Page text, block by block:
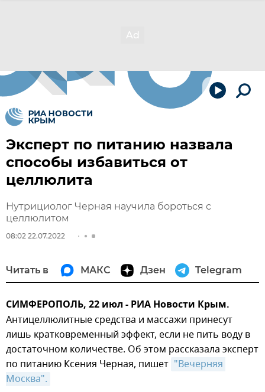
Эксперт по питанию назвала
способы избавиться от
целлюлита
Нутрициолог Черная научила бороться с
целлюлитом
08:02 22.07.2022
Читать в МАКС Дзен Telegram
СИМФЕРОПОЛЬ, 22 июл - РИА Новости Крым.
Антицеллюлитные средства и массажи принесут
лишь кратковременный эффект, если не пить воду в
достаточном количестве. Об этом рассказала эксперт
по питанию Ксения Черная, пишет "Вечерняя
Москва".